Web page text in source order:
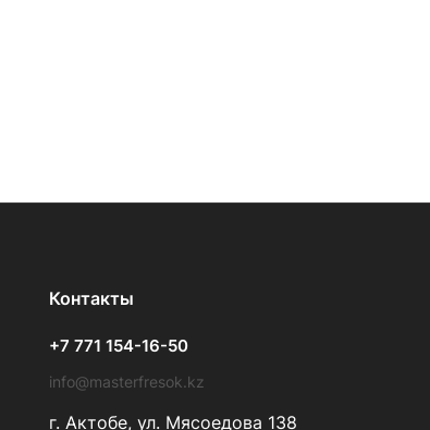
Контакты
+7 771 154-16-50
info@masterfresok.kz
г. Актобе, ул. Мясоедова 138